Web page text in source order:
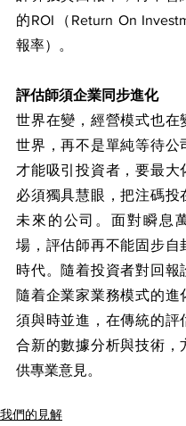
的ROI（Return On
報率）。
評估師須企業同步進化
世界在變，經營模式也在
世界，再不是單純等待公
才能吸引投資者，要最大
必須獨具慧眼，把注碼投
未來的公司。面對瞬息
場，評估師再不能固步自
時代。隨着投資者對回報
隨着企業家業務模式的進
須與時並進，在傳統的評
合新的數據分析與技術，
供專業意見。
我們的見解